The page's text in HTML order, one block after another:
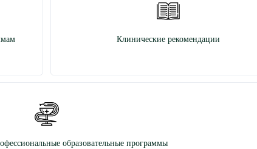
Клинические рекомендации
образовательные программы